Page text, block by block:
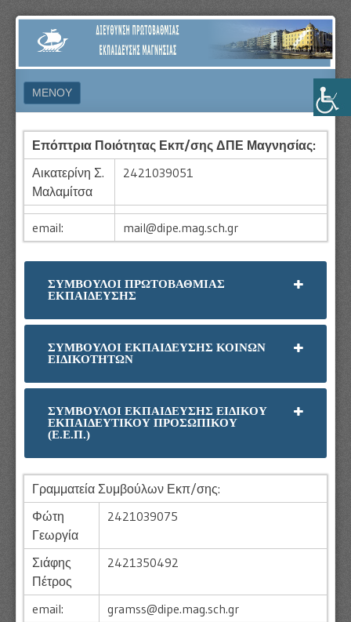
ΔΙΕΎΘΥΝΣΗ
ΠΡΩΤΟΒΆΘΜΙΑΣ
ΕΚΠΑΊΔΕΥΣΗΣ
ΜΑΓΝΗΣΊΑΣ
ΜΕΝΟΎ
Επόπτρια Ποιότητας Εκπ/σης ΔΠΕ Μαγνησίας:
Αικατερίνη Σ.
Μαλαμίτσα
2421039051
email: mail@dipe.mag.sch.gr
ΣΥΜΒΟΥΛΟΙ ΠΡΩΤΟΒΑΘΜΙΑΣ
ΕΚΠΑΙΔΕΥΣΗΣ
ΣΥΜΒΟΥΛΟΙ ΕΚΠΑΙΔΕΥΣΗΣ ΚΟΙΝΩΝ
ΕΙΔΙΚΟΤΗΤΩΝ
ΣΥΜΒΟΥΛΟΙ ΕΚΠΑΙΔΕΥΣΗΣ ΕΙΔΙΚΟΥ
ΕΚΠΑΙΔΕΥΤΙΚΟΥ ΠΡΟΣΩΠΙΚΟΥ
(Ε.Ε.Π.)
Γραμματεία Συμβούλων Εκπ/σης:
Φώτη
Γεωργία
2421039075
Σιάφης
Πέτρος
2421350492
email: gramss@dipe.mag.sch.gr